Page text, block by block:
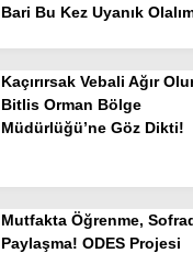
Bari Bu Kez Uyanık
Kaçırırsak Vebali Ağır
Bitlis Orman Bölge
Müdürlüğü’ne Göz Dikti!
Mutfakta Öğrenme,
Paylaşma! ODES Projesi